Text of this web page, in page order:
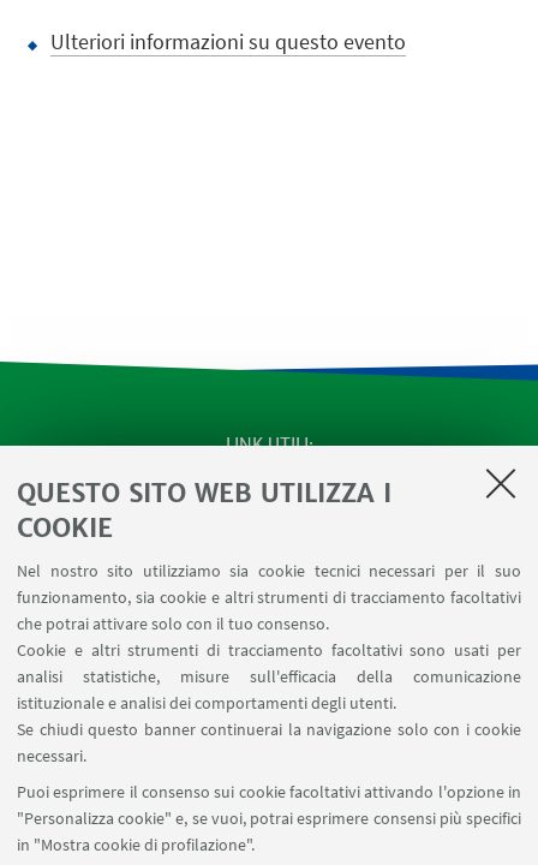
QUESTO SITO WEB UTILIZZA I
COOKIE
Nel nostro sito utilizziamo sia cookie tecnici necessari per il suo
funzionamento, sia cookie e altri strumenti di tracciamento facoltativi
che potrai attivare solo con il tuo consenso.
Cookie e altri strumenti di tracciamento facoltativi sono usati per
analisi statistiche, misure sull'efficacia della comunicazione
istituzionale e analisi dei comportamenti degli utenti.
Se chiudi questo banner continuerai la navigazione solo con i cookie
necessari.
Puoi esprimere il consenso sui cookie facoltativi attivando l'opzione in
"Personalizza cookie" e, se vuoi, potrai esprimere consensi più specifici
in "Mostra cookie di profilazione".
Ulteriori informazioni su questo evento
LINK UTILI
SEMINARI del Dipartimento
MAT info - Informazioni per gli afferenti al Dipartimento
SERVIZI ONLINE interni
Carta dei servizi
SEGUI IL DIPARTIMENTO SU:
SEGUI UNIBO SU: